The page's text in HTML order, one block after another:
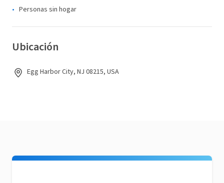
Personas sin hogar
Ubicación
Egg Harbor City, NJ 08215, USA